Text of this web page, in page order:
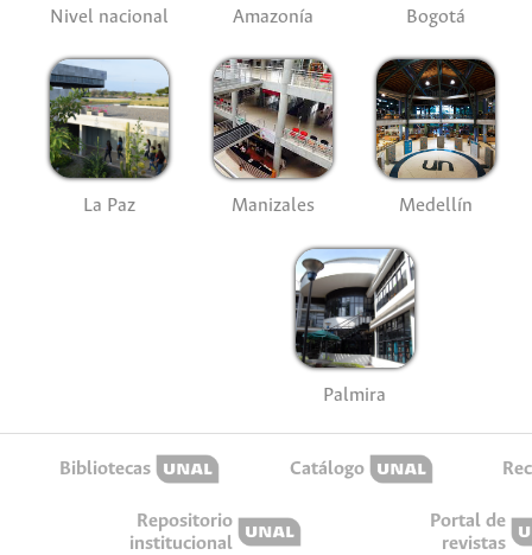
Nivel nacional Amazonía Bogotá
La Paz Manizales Medellín
Palmira
Bibliotecas Catálogo
Repositorio
institucional
Portal de
revistas